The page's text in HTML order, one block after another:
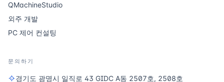
QMachineStudio
외주 개발
PC 제어 컨설팅
문의하기
경기도 광명시 일직로 43 GIDC A동 2507호, 2508호